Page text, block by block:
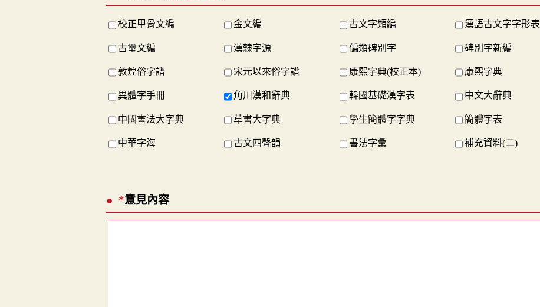
校正甲骨文編 金文編 古文字類編 漢語古文字字形表
古璽文編 漢隸字源 偏類碑別字 碑別字新編
敦煌俗字譜 宋元以來俗字譜 康熙字典(校正本) 康熙字典
異體字手冊 角川漢和辭典 韓國基礎漢字表 中文大辭典
中國書法大字典 草書大字典 學生簡體字字典 簡體字表
中華字海 古文四聲韻 書法字彙 補充資料(二)
*意見內容